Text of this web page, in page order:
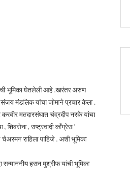
भूमिका घेतलेली आहे .खरंतर अरुण
मंडलिक यांचा जोमाने प्रचार केला .
मतदारसंघात चंद्रदीप नरके यांचा
, राष्ट्रवादी काँग्रेस ‘
राहिला पाहिजे . अशी भूमिका
सन्माननीय हसन मुश्रीफ यांची भूमिका